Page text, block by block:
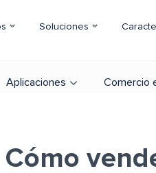
Soluciones
Aplicaciones Comercio
Cómo